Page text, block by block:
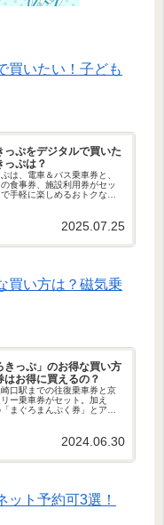
買いたい！子ども
っぷをデジタルで買いた
っぷは？
は、電車＆バス乗車券と、
食事券、施設利用券がセッ
手軽に楽しめるおトクなき
のかをご紹介！2025.07.25
買い方は？磁気乗
きっぷ」のお得な買い方
はお得に買えるの？
口駅までの往復乗車券と京
ー乗車券がセット。加え
まぐろまんぷく券」とアク
方をご紹介します！2024.06.30
ット予約可3選！